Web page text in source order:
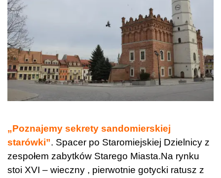
„Poznajemy sekrety sandomierskiej
starówki”. Spacer po Staromiejskiej Dzielnicy z
zespołem zabytków Starego Miasta.Na rynku
stoi XVI – wieczny , pierwotnie gotycki ratusz z